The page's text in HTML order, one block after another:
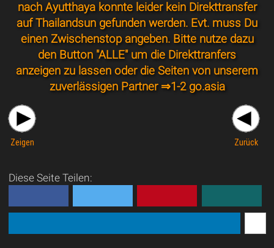
nach Ayutthaya konnte leider kein Direkttransfer
auf Thailandsun gefunden werden. Evt. muss Du
einen Zwischenstop angeben. Bitte nutze dazu
den Button "ALLE" um die Direkttranfers
anzeigen zu lassen oder die Seiten von unserem
zuverlässigen Partner ⇒1-2 go.asia
Zeigen Zurück
Diese Seite Teilen: